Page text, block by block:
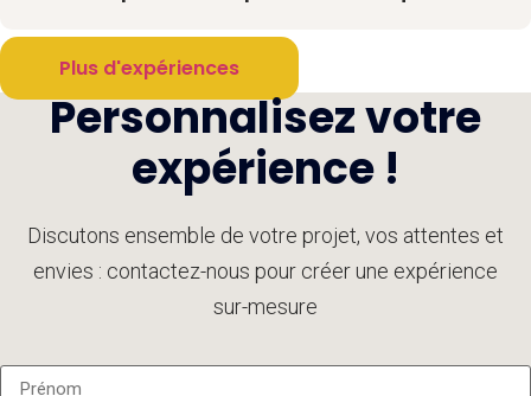
Plus d'expériences
Personnalisez votre
expérience !
Discutons ensemble de votre projet, vos attentes et
envies : contactez-nous pour créer une expérience
sur-mesure